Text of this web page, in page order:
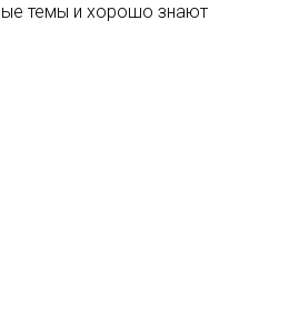
темы и хорошо знают